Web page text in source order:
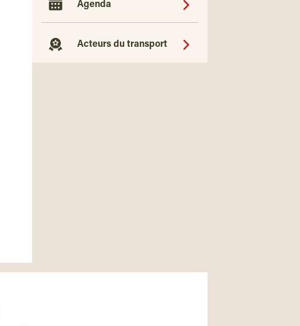
Agenda
Acteurs du transport